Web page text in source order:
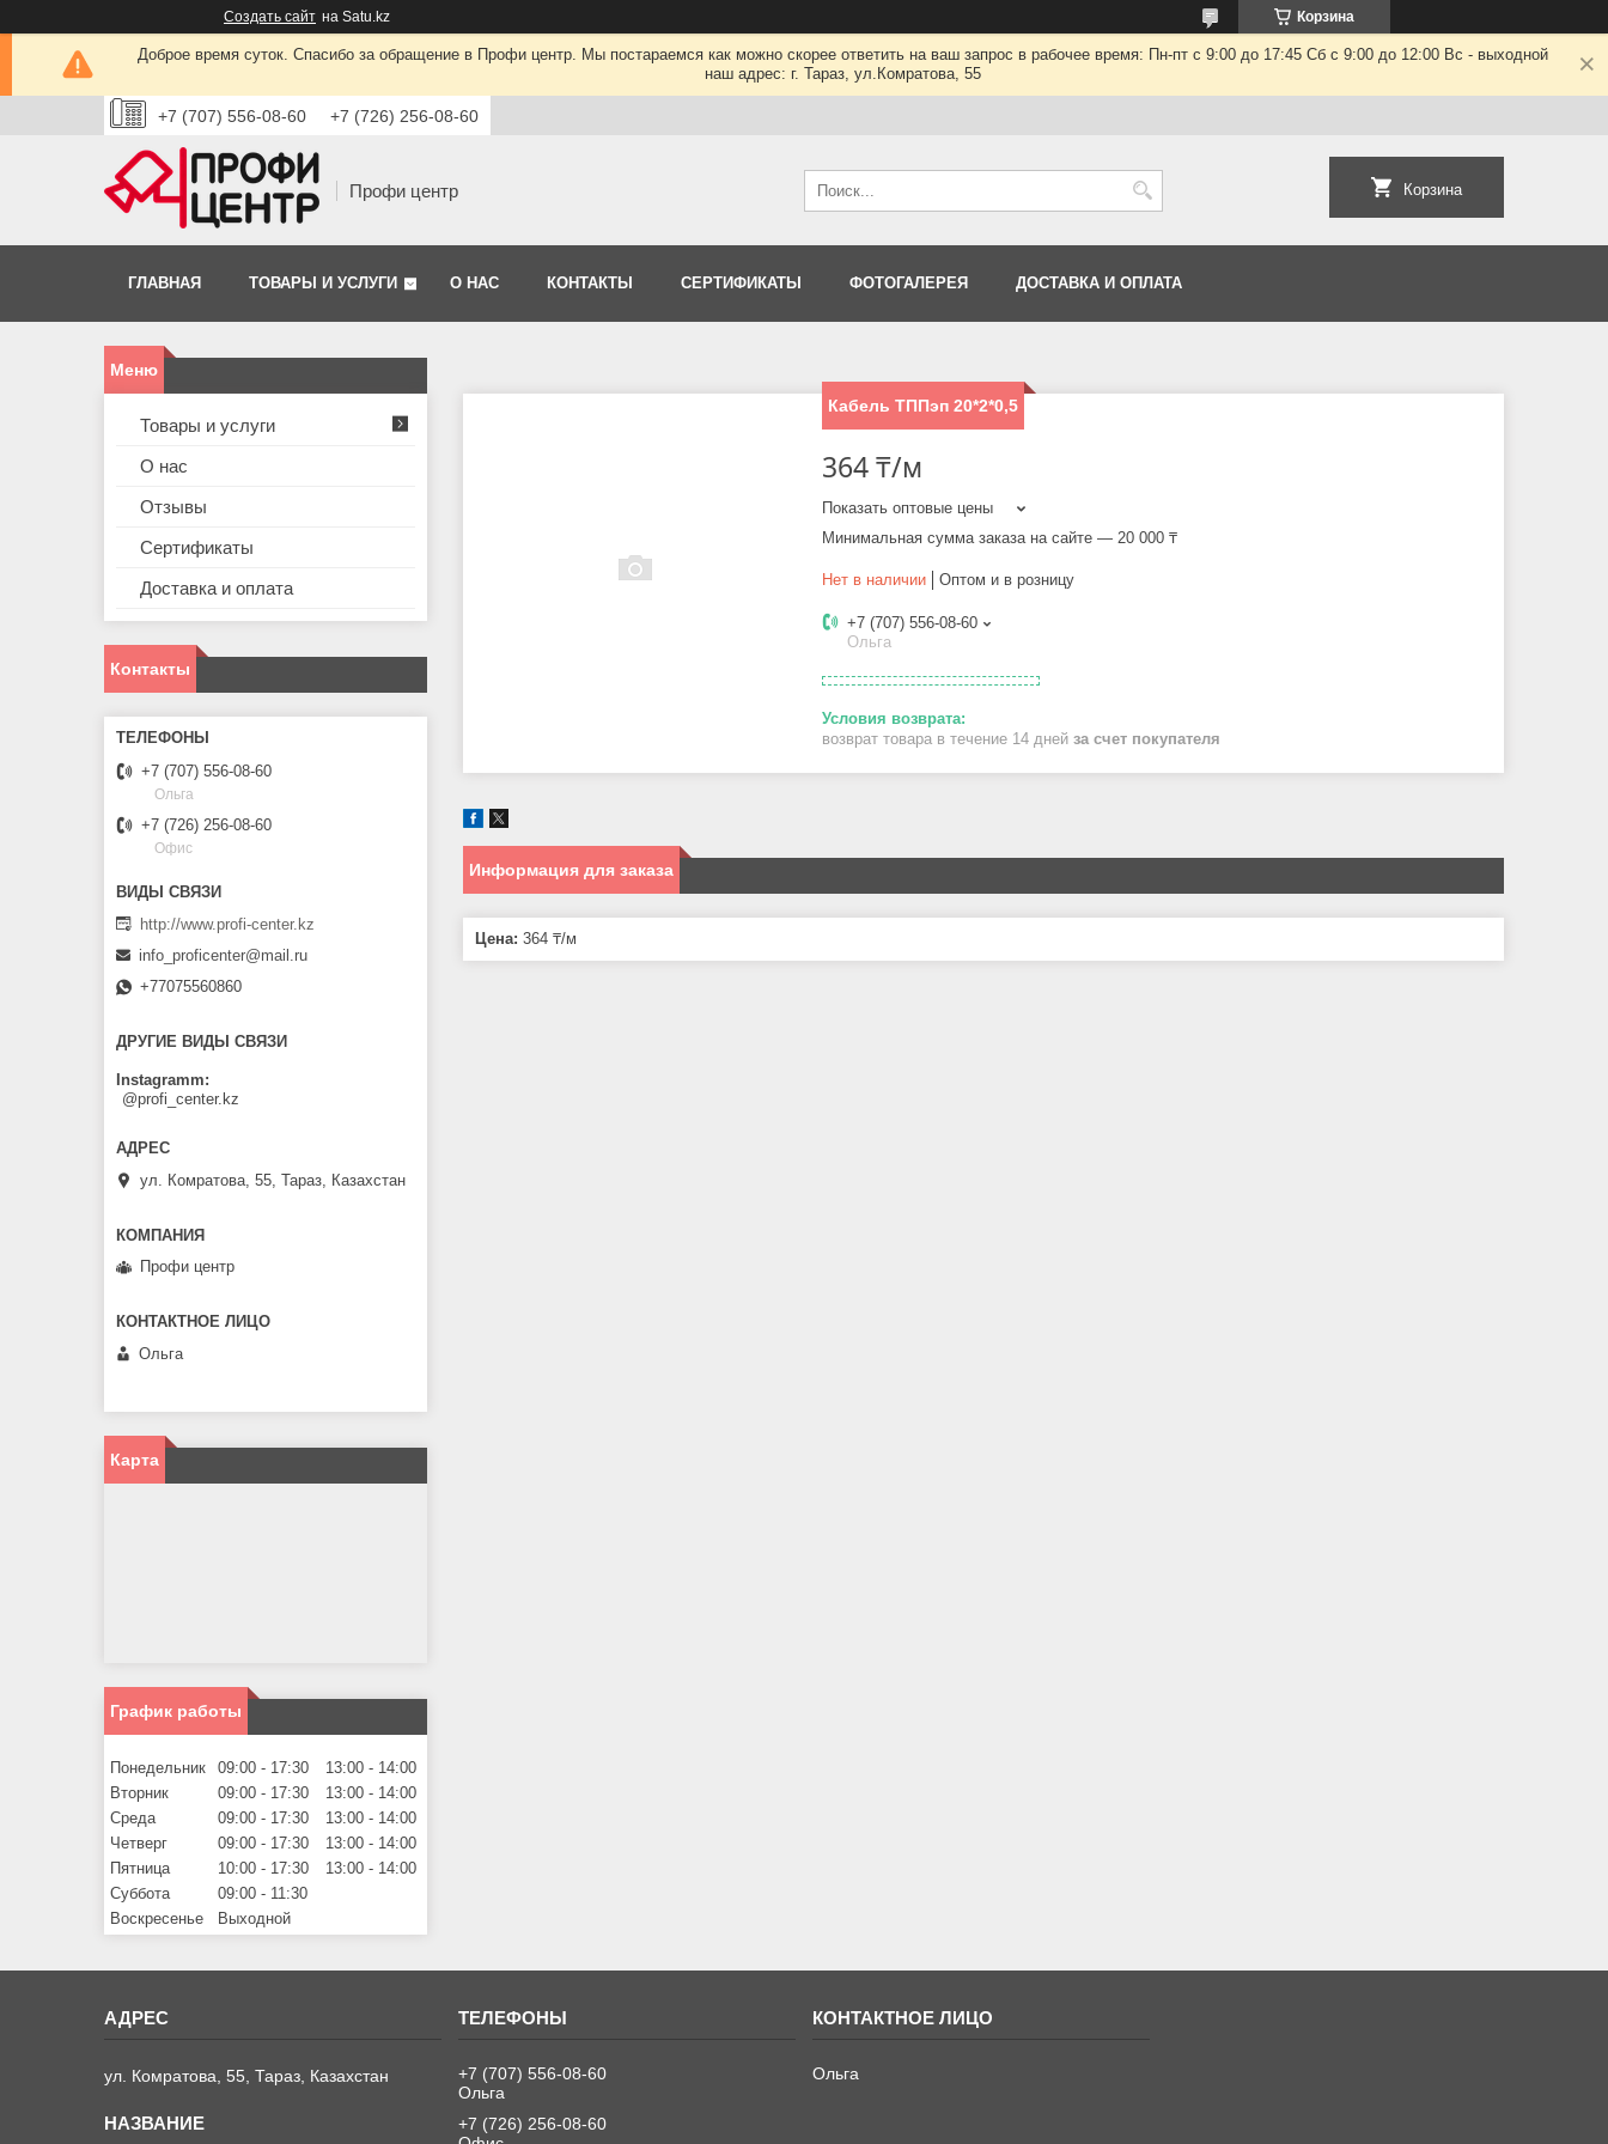
Создать сайт на Satu.kz Корзина
Доброе время суток. Спасибо за обращение в Профи центр. Мы постараемся как можно скорее ответить на ваш запрос в рабочее время: Пн-пт с 9:00 до 17:45 Сб с 9:00 до 12:00 Вс - выходной
наш адрес: г. Тараз, ул.Комратова, 55
+7 (707) 556-08-60 +7 (726) 256-08-60
Профи центр Корзина
ГЛАВНАЯ ТОВАРЫ И УСЛУГИ О НАС КОНТАКТЫ СЕРТИФИКАТЫ ФОТОГАЛЕРЕЯ ДОСТАВКА И ОПЛАТА
Кабель ТППэп 20*2*0,5
364 ₸/м
Показать оптовые цены
Минимальная сумма заказа на сайте — 20 000 ₸
Нет в наличии Оптом и в розницу
+7 (707) 556-08-60
Ольга
возврат товара в течение 14 дней за счет покупателя
Информация для заказа
Цена: 364 ₸/м
Товары и услуги
О нас
Отзывы
Сертификаты
Доставка и оплата
Контакты
+7 (707) 556-08-60
Ольга
+7 (726) 256-08-60
Офис
http://www.profi-center.kz
info_proficenter@mail.ru
+77075560860
ДРУГИЕ ВИДЫ СВЯЗИ
Instagramm
@profi_center.kz
ул. Комратова, 55, Тараз, Казахстан
Профи центр
Ольга
Карта
График работы
Понедельник 09:00 17:30 13:00
14:00
Вторник
09:00 17:30 13:00
14:00
Среда
09:00 17:30 13:00
14:00
Четверг
09:00 17:30 13:00
14:00
Пятница
10:00 17:30 13:00
14:00
Суббота
09:00
11:30
Воскресенье
Выходной
ул. Комратова, 55, Тараз, Казахстан
+7 (707) 556-08-60
Ольга
+7 (726) 256-08-60
Ольга